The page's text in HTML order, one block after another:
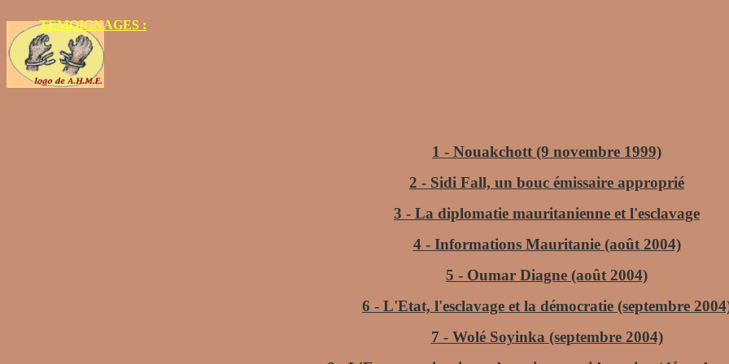
TEMOIGNAGES :
1 - Nouakchott (9 novembre 1999)
2 - Sidi Fall, un bouc émissaire approprié
3 - La diplomatie mauritanienne et l'esclavage
4 - Informations Mauritanie (août 2004)
5 - Oumar Diagne (août 2004)
6 - L'Etat, l'esclavage et la démocratie (septembre
7 - Wolé Soyinka (septembre 2004)